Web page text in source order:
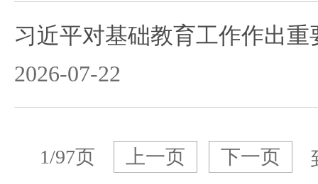
习近平对基础教育工作作出重
2026-07-22
1/97页 上一页 下一页